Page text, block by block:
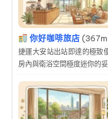
你好咖啡旅店
捷運大安站出站即達的極致
房內與衛浴空間極度迷你的妥